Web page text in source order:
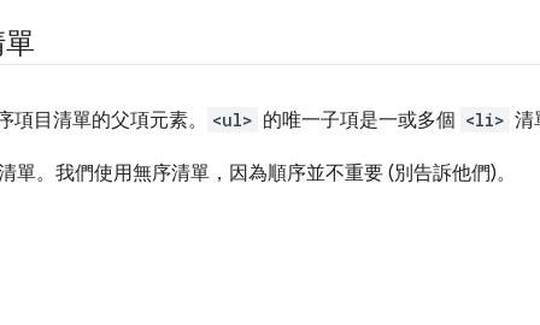
項目清單的父項元素。 <ul> 的唯一子項是一或多個 <li> 清
單。我們使用無序清單，因為順序並不重要 (別告訴他們)。